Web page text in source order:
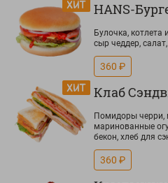
HANS-
Булочка, котлета
сыр чеддер, салат,
360 ₽
Клаб
Помидоры черри,
маринованные
бекон, хлеб для
360 ₽